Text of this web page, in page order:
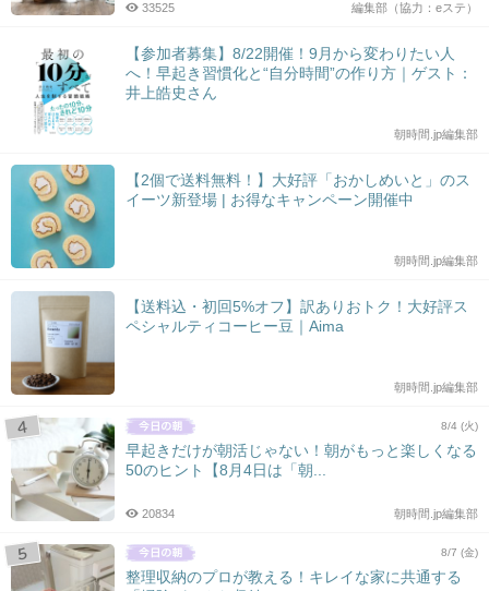
編集部（協力：eステ）
33525
【参加者募集】8/22開催！9月から変わりたい人
へ！早起き習慣化と“自分時間”の作り方｜ゲスト：
井上皓史さん
朝時間.jp編集部
【2個で送料無料！】大好評「おかしめいと」のス
イーツ新登場 | お得なキャンペーン開催中
朝時間.jp編集部
【送料込・初回5%オフ】訳ありおトク！大好評ス
ペシャルティコーヒー豆｜Aima
朝時間.jp編集部
8/4 (火)
早起きだけが朝活じゃない！朝がもっと楽しくなる
50のヒント【8月4日は「朝...
朝時間.jp編集部
20834
8/7 (金)
整理収納のプロが教える！キレイな家に共通する